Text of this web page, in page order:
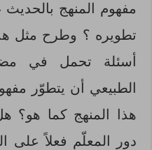
مفهوم المنهج
تطويره ؟ وطرح مثل
أسئلة تحمل في
الطبيعي أن يتطوّر
هذا المنهج كما هو؟
دور المعلّم فعلاً على